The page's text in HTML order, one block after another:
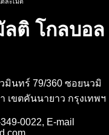
ติ โกลบอล
มินทร์ 79/360 ซอยนวมิ
ขตคันนายาว กรุงเทพฯ
0022, E-mail